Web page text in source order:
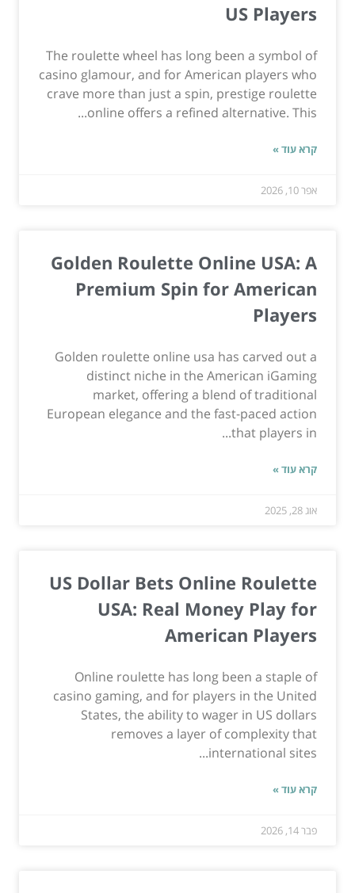
US Players
The roulette wheel has long been a symbol of
casino glamour, and for American players who
crave more than just a spin, prestige roulette
online offers a refined alternative. This...
קרא עוד »
אפר 10, 2026
Golden Roulette Online USA: A
Premium Spin for American
Players
Golden roulette online usa has carved out a
distinct niche in the American iGaming
market, offering a blend of traditional
European elegance and the fast-paced action
that players in...
קרא עוד »
אוג 28, 2025
US Dollar Bets Online Roulette
USA: Real Money Play for
American Players
Online roulette has long been a staple of
casino gaming, and for players in the United
States, the ability to wager in US dollars
removes a layer of complexity that
international sites...
קרא עוד »
פבר 14, 2026